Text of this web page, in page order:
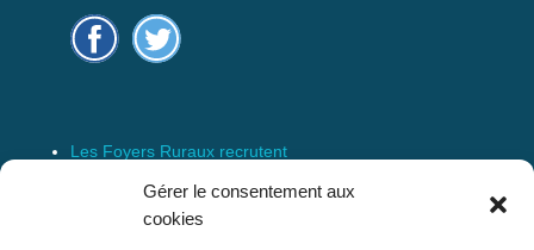
Gérer le consentement aux
cookies
Les Foyers Ruraux recrutent
Connexion
Espace Membre